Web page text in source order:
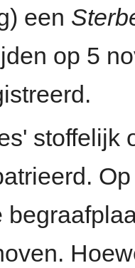
een
op 5
stoffelijk